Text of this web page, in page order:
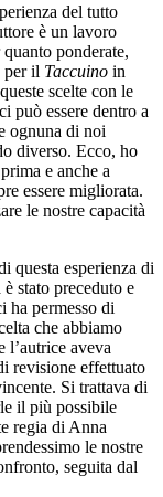
del tutto
è un lavoro
ponderate,
per il Taccuino in
scelte con le
può essere dentro a
ognuna di noi
diverso. Ecco, ho
e anche a
essere migliorata.
le nostre capacità
questa esperienza di
stato preceduto e
ha permesso di
che abbiamo
l’autrice aveva
revisione effettuato
Si trattava di
il più possibile
regia di Anna
le nostre
seguita dal